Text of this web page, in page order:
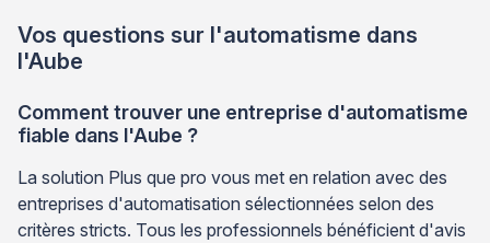
Vos questions sur l'automatisme dans
l'Aube
Comment trouver une entreprise d'automatisme
fiable dans l'Aube ?
La solution Plus que pro vous met en relation avec des
entreprises d'automatisation sélectionnées selon des
critères stricts. Tous les professionnels bénéficient d'avis